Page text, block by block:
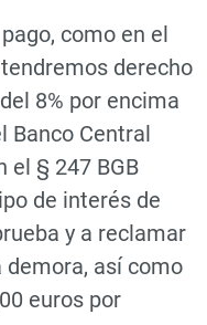
como en el
derecho
8% por encima
Banco Central
el § 247 BGB
de interés de
y a reclamar
demora, así como
euros por